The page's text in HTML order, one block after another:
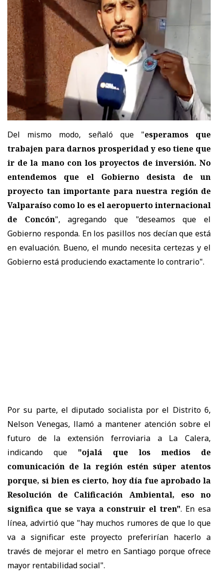
Del mismo modo, señaló que "esperamos que
trabajen para darnos prosperidad y eso tiene que
ir de la mano con los proyectos de inversión. No
entendemos que el Gobierno desista de un
proyecto tan importante para nuestra región de
Valparaíso como lo es el aeropuerto internacional
de Concón", agregando que "deseamos que el
Gobierno responda. En los pasillos nos decían que está
en evaluación. Bueno, el mundo necesita certezas y el
Gobierno está produciendo exactamente lo contrario".
Por su parte, el diputado socialista por el Distrito 6,
Nelson Venegas, llamó a mantener atención sobre el
futuro de la extensión ferroviaria a La Calera,
indicando que "ojalá que los medios de
comunicación de la región estén súper atentos
porque, si bien es cierto, hoy día fue aprobado la
Resolución de Calificación Ambiental, eso no
significa que se vaya a construir el tren". En esa
línea, advirtió que "hay muchos rumores de que lo que
va a significar este proyecto preferirían hacerlo a
través de mejorar el metro en Santiago porque ofrece
mayor rentabilidad social".